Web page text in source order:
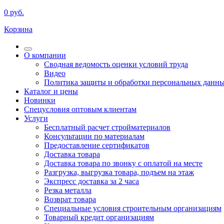
0 руб.
Корзина
О компании
Сводная ведомость оценки условий труда
Видео
Политика защиты и обработки персональных
Каталог и цены
Новинки
Спецусловия оптовым клиентам
Услуги
Бесплатный расчет стройматериалов
Консультации по материалам
Предоставление сертификатов
Доставка товара
Доставка товара по звонку с оплатой на месте
Разгрузка, выгрузка товара, подъем на этаж
Экспресс доставка за 2 часа
Резка металла
Возврат товара
Специальные условия строительным организациям
Товарный кредит организациям